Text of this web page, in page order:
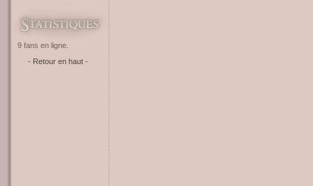
9 fans en ligne.
- Retour en haut -